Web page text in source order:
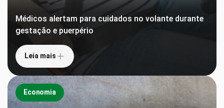
Médicos alertam para cuidados no volante durante
gestação e puerpério
Leia mais
Economia